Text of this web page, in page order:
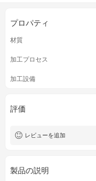
プロパティ
材質
加工プロセス
加工設備
評価
レビューを追加
製品の説明